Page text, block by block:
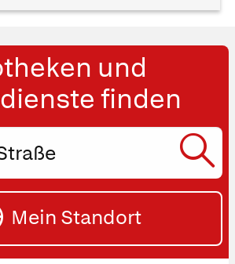
und
finden
Mein Standort